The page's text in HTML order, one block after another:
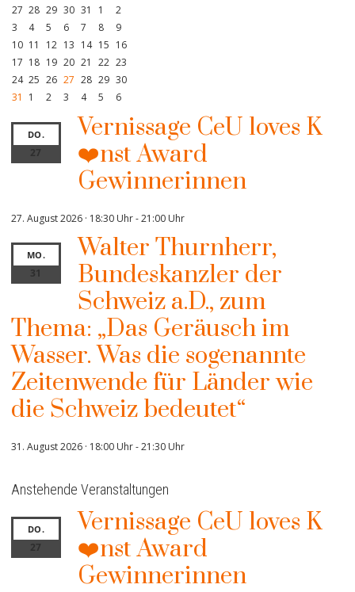
27 28 29 30 31 1
2
3
4 5 6 7 8
9
10 11 12 13 14 15 16
17 18 19 20 21 22 23
24 25 26 27 28 29 30
31
1 2 3 4 5 6
DO.
27
Vernissage CeU loves K
❤️nst Award
Gewinnerinnen
27. August 2026 · 18:30 Uhr-21:00 Uhr
MO.
31
Walter Thurnherr,
Bundeskanzler der
Schweiz a.D., zum
Thema: „Das Geräusch im
Wasser. Was die sogenannte
Zeitenwende für Länder wie
die Schweiz bedeutet“
31. August 2026 · 18:00 Uhr-21:30 Uhr
Anstehende Veranstaltungen
DO.
27
Vernissage CeU loves K
❤️nst Award
Gewinnerinnen